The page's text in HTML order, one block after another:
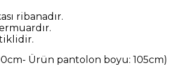
ribanadır.
Ürün pantolon boyu: 105cm)